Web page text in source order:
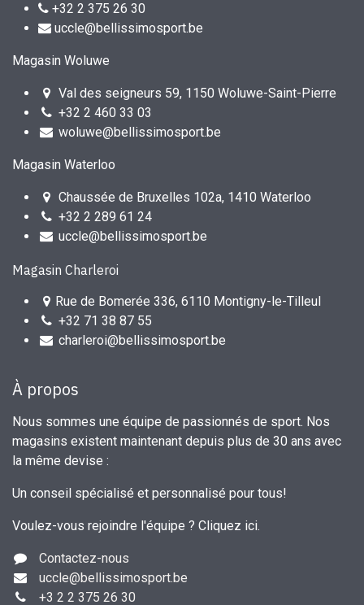
+32 2 375 26 30
uccle@bellissimosport.be
Magasin Woluwe
Val des seigneurs 59, 1150 Woluwe-Saint-Pierre
+32 2 460 33 03
woluwe@bellissimosport.be
Magasin Waterloo
Chaussée de Bruxelles 102a, 1410 Waterloo
+32 2 289 61 24
uccle@bellissimosport.be
Magasin Charleroi
Rue de Bomerée 336, 6110 Montigny-le-Tilleul
+32 71 38 87 55
charleroi@bellissimosport.be
À propos
Nous sommes une équipe de passionnés de sport. Nos
magasins existent maintenant depuis plus de 30 ans avec
la même devise :
Un conseil spécialisé et personnalisé pour tous!
Voulez-vous rejoindre l'équipe ? Cliquez ici.
Contactez-nous
uccle@bellissimosport.be
+3 2 2 375 26 30